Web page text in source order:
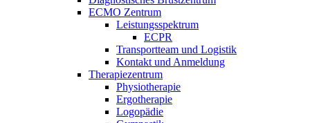
ECMO Zentrum
Leistungsspektrum
ECPR
Transportteam und Logistik
Kontakt und Anmeldung
Therapiezentrum
Physiotherapie
Ergotherapie
Logopädie